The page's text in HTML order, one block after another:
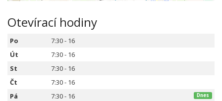
Otevírací hodiny
Po
7:30 - 16
Út
7:30 - 16
St
7:30 - 16
Čt
7:30 - 16
Pá
7:30 - 16 Dnes